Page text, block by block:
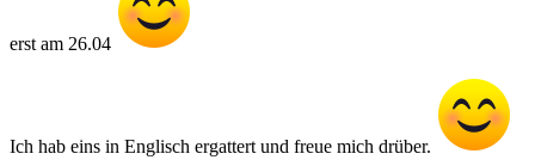
erst am 26.04
Ich hab eins in Englisch ergattert und freue mich drüber.